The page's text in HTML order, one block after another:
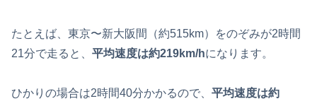
たとえば、東京〜新大阪間（約515km）をのぞみが2時間
21分で走ると、 平均速度は約219km/hになります。
ひかりの場合は2時間40分かかるので、 平均速度は約